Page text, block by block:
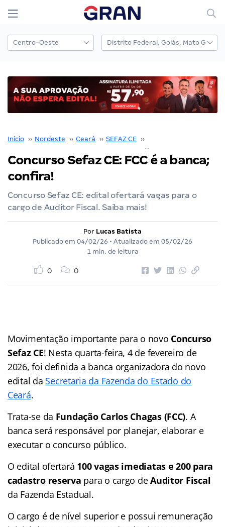
Início ›› Nordeste ›› Ceará ›› SEFAZ CE ››
Concurso Sefaz CE: FCC é a banca;
confira!
Concurso Sefaz CE: edital ofertará vagas para o
cargo de Auditor Fiscal. Saiba mais!
Por Lucas Batista
Publicado em 04/02/26 • Atualizado em 05/02/26
1 min. de leitura
0 0
Movimentação importante para o novo Concurso
Sefaz CE! Nesta quarta-feira, 4 de fevereiro de
2026, foi definida a banca organizadora do novo
edital da Secretaria da Fazenda do Estado do
Ceará.
Trata-se da Fundação Carlos Chagas (FCC). A
banca será responsável por planejar, elaborar e
executar o concurso público.
O edital ofertará 100 vagas imediatas e 200 para
cadastro reserva para o cargo deAuditor Fiscal
da Fazenda Estadual.
O cargo é de nível superior e possui remuneração